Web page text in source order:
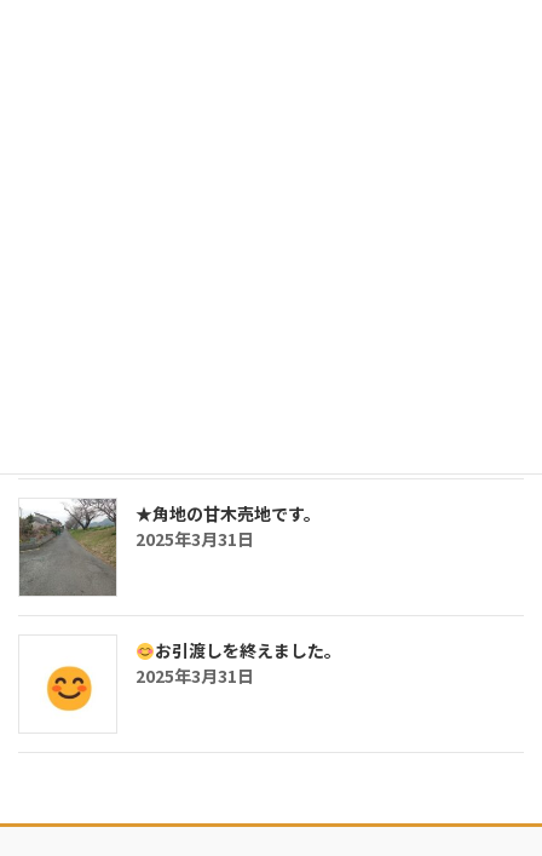
★角地の甘木売地です。
2025年3月31日
お引渡しを終えました。
2025年3月31日